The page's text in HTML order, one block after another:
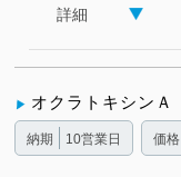
詳細
オクラトキシンＡ
納期 10営業日 価格